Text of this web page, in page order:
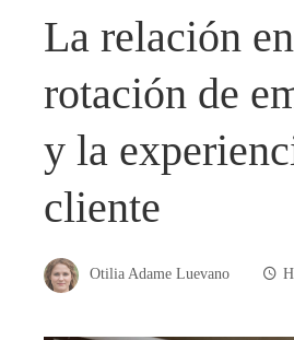
La relación
rotación de
y la
cliente
Otilia Adame Luevano